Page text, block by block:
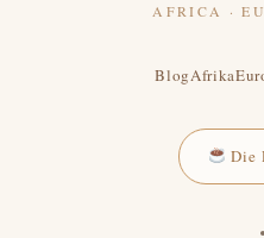
AFRICA ·
BlogAfrika
Die